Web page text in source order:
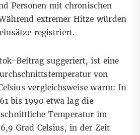
Personen mit chronischen
extremer Hitze würden
registriert.
Beitrag suggeriert, ist eine
von
vergleichsweise warm: In
bis 1990 etwa lag die
Temperatur im
Grad Celsius, in der Zeit